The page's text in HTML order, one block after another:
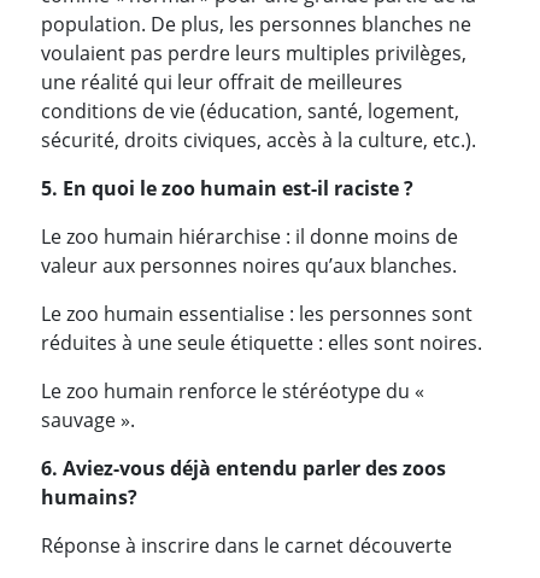
population. De plus, les personnes blanches ne
voulaient pas perdre leurs multiples privilèges,
une réalité qui leur offrait de meilleures
conditions de vie (éducation, santé, logement,
sécurité, droits civiques, accès à la culture, etc.).
5. En quoi le zoo humain est-il raciste ?
Le zoo humain hiérarchise : il donne moins de
valeur aux personnes noires qu’aux blanches.
Le zoo humain essentialise : les personnes sont
réduites à une seule étiquette : elles sont noires.
Le zoo humain renforce le stéréotype du «
sauvage ».
6. Aviez-vous déjà entendu parler des zoos
humains?
Réponse à inscrire dans le carnet découverte